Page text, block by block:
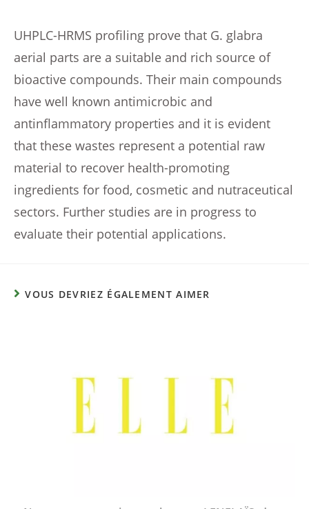
UHPLC-HRMS profiling prove that G. glabra
aerial parts are a suitable and rich source of
bioactive compounds. Their main compounds
have well known antimicrobic and
antinflammatory properties and it is evident
that these wastes represent a potential raw
material to recover health-promoting
ingredients for food, cosmetic and nutraceutical
sectors. Further studies are in progress to
evaluate their potential applications.
VOUS DEVRIEZ ÉGALEMENT AIMER